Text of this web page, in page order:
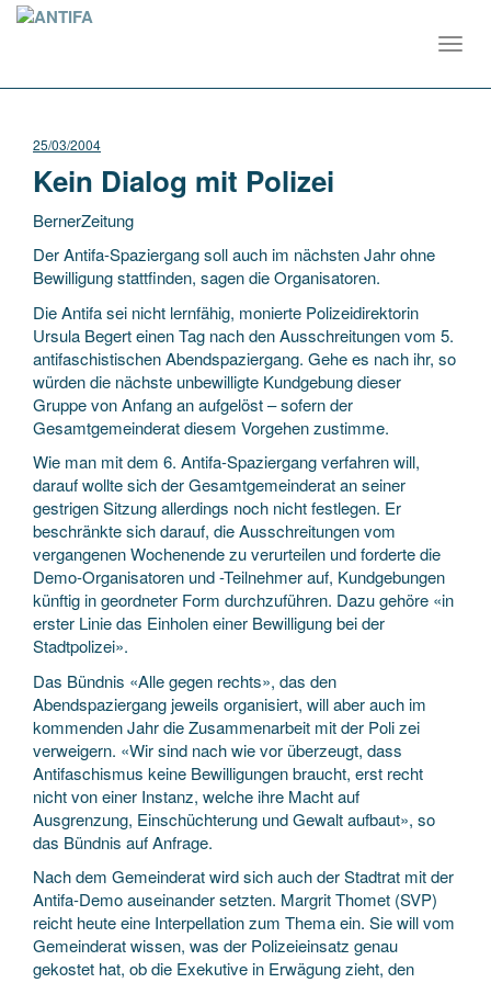
25/03/2004
Kein Dialog mit Polizei
BernerZeitung
Der Antifa-Spaziergang soll auch im nächsten Jahr ohne
Bewilligung stattfinden, sagen die Organisatoren.
Die Antifa sei nicht lernfähig, monierte Polizeidirektorin
Ursula Begert einen Tag nach den Ausschreitungen vom 5.
antifaschistischen Abendspaziergang. Gehe es nach ihr, so
würden die nächste unbewilligte Kundgebung dieser
Gruppe von Anfang an aufgelöst – sofern der
Gesamtgemeinderat diesem Vorgehen zustimme.
Wie man mit dem 6. Antifa-Spaziergang verfahren will,
darauf wollte sich der Gesamtgemeinderat an seiner
gestrigen Sitzung allerdings noch nicht festlegen. Er
beschränkte sich darauf, die Ausschreitungen vom
vergangenen Wochenende zu verurteilen und forderte die
Demo-Organisatoren und -Teilnehmer auf, Kundgebungen
künftig in geordneter Form durchzuführen. Dazu gehöre «in
erster Linie das Einholen einer Bewilligung bei der
Stadtpolizei».
Das Bündnis «Alle gegen rechts», das den
Abendspaziergang jeweils organisiert, will aber auch im
kommenden Jahr die Zusammenarbeit mit der Poli zei
verweigern. «Wir sind nach wie vor überzeugt, dass
Antifaschismus keine Bewilligungen braucht, erst recht
nicht von einer Instanz, welche ihre Macht auf
Ausgrenzung, Einschüchterung und Gewalt aufbaut», so
das Bündnis auf Anfrage.
Nach dem Gemeinderat wird sich auch der Stadtrat mit der
Antifa-Demo auseinander setzten. Margrit Thomet (SVP)
reicht heute eine Interpellation zum Thema ein. Sie will vom
Gemeinderat wissen, was der Polizeieinsatz genau
gekostet hat, ob die Exekutive in Erwägung zieht, den